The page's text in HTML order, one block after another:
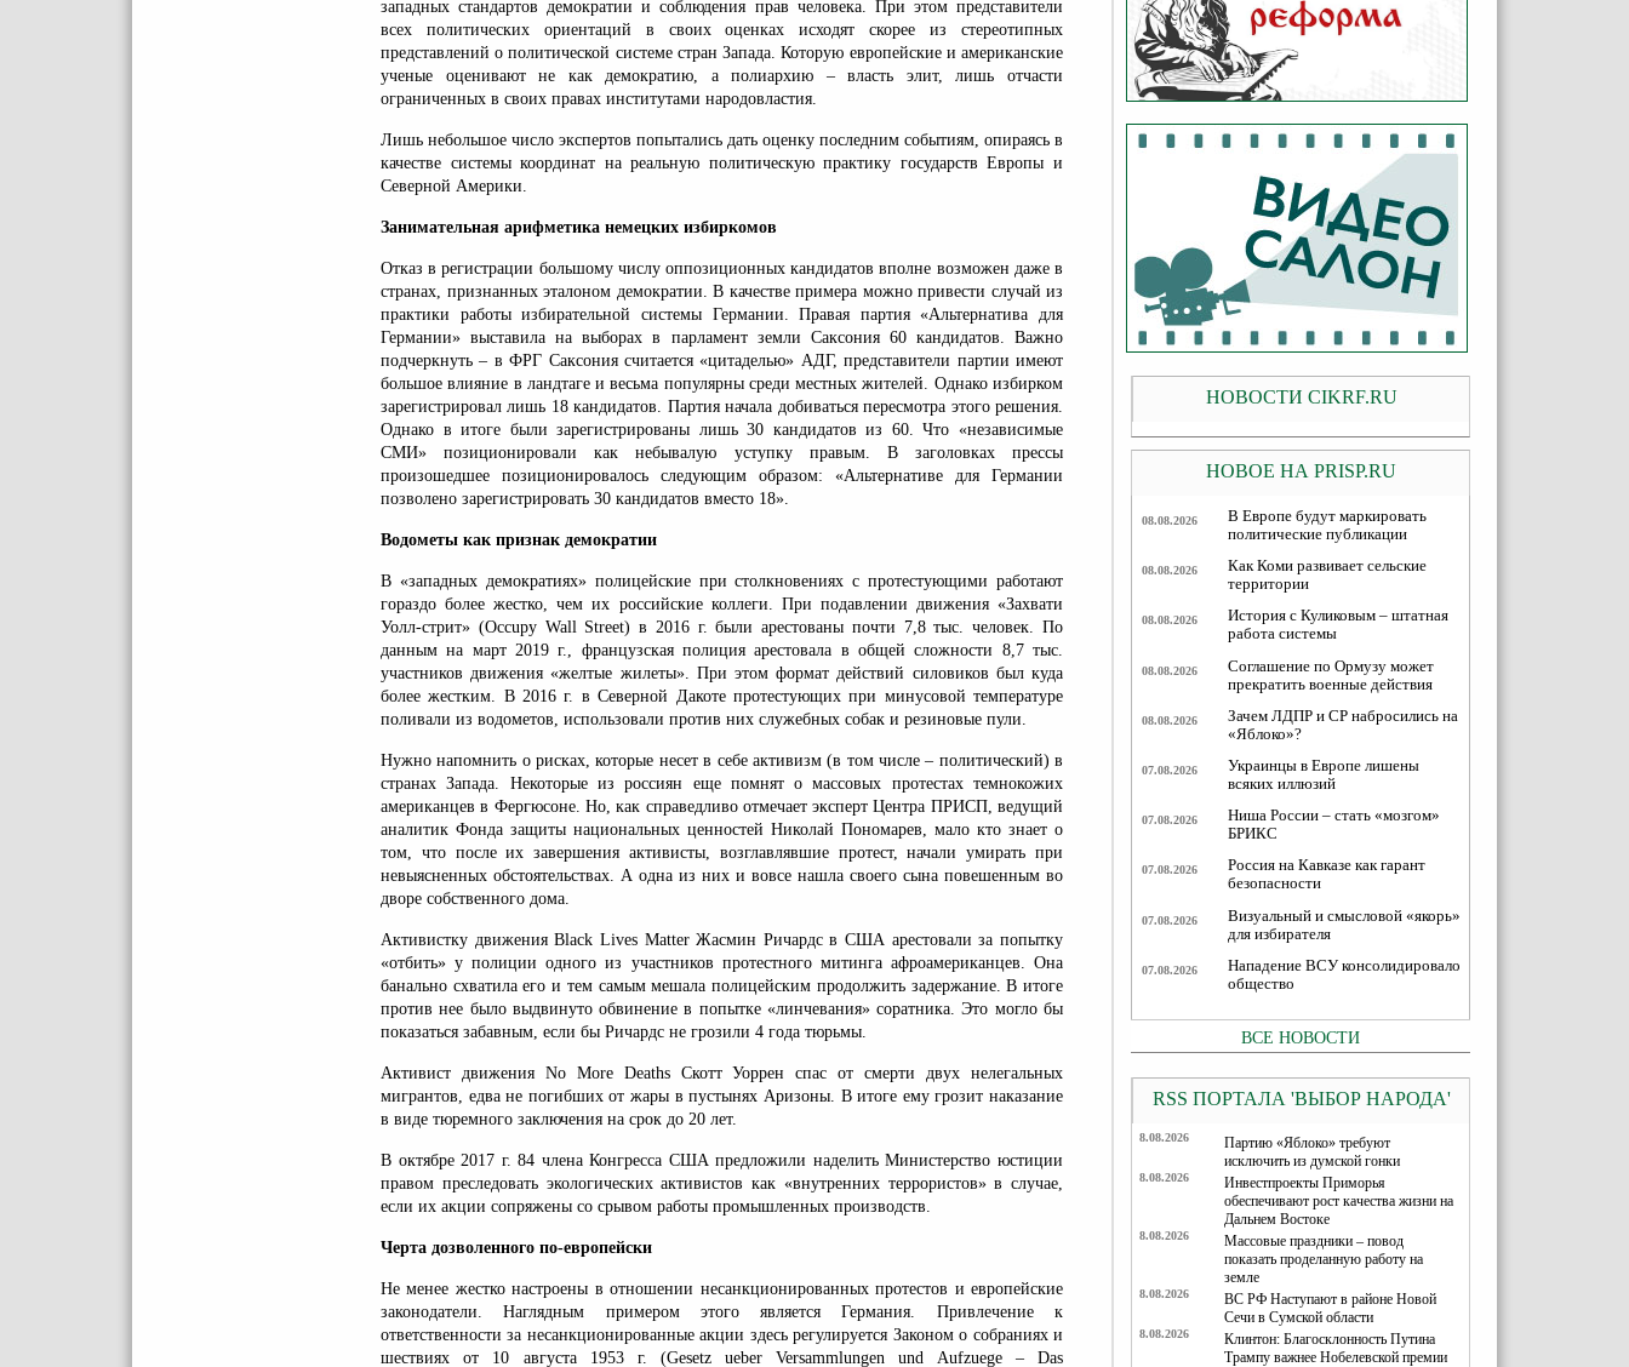
западных стандартов демократии и соблюдения прав человека. При этом представители
всех политических ориентаций в своих оценках исходят скорее из стереотипных
представлений о политической системе стран Запада. Которую европейские и американские
ученые оценивают не как демократию, а полиархию – власть элит, лишь отчасти
ограниченных в своих правах институтами народовластия.
Лишь небольшое число экспертов попытались дать оценку последним событиям, опираясь в
качестве системы координат на реальную политическую практику государств Европы и
Северной Америки.
Занимательная арифметика немецких избиркомов
Отказ в регистрации большому числу оппозиционных кандидатов вполне возможен даже в
странах, признанных эталоном демократии. В качестве примера можно привести случай из
практики работы избирательной системы Германии. Правая партия «Альтернатива для
Германии» выставила на выборах в парламент земли Саксония 60 кандидатов. Важно
подчеркнуть – в ФРГ Саксония считается «цитаделью» АДГ, представители партии имеют
большое влияние в ландтаге и весьма популярны среди местных жителей. Однако избирком
зарегистрировал лишь 18 кандидатов. Партия начала добиваться пересмотра этого решения.
Однако в итоге были зарегистрированы лишь 30 кандидатов из 60. Что «независимые
СМИ» позиционировали как небывалую уступку правым. В заголовках прессы
произошедшее позиционировалось следующим образом: «Альтернативе для Германии
позволено зарегистрировать 30 кандидатов вместо 18».
Водометы как признак демократии
В «западных демократиях» полицейские при столкновениях с протестующими работают
гораздо более жестко, чем их российские коллеги. При подавлении движения «Захвати
Уолл-стрит» (Occupy Wall Street) в 2016 г. были арестованы почти 7,8 тыс. человек. По
данным на март 2019 г., французская полиция арестовала в общей сложности 8,7 тыс.
участников движения «желтые жилеты». При этом формат действий силовиков был куда
более жестким. В 2016 г. в Северной Дакоте протестующих при минусовой температуре
поливали из водометов, использовали против них служебных собак и резиновые пули.
Нужно напомнить о рисках, которые несет в себе активизм (в том числе – политический) в
странах Запада. Некоторые из россиян еще помнят о массовых протестах темнокожих
американцев в Фергюсоне. Но, как справедливо отмечает эксперт Центра ПРИСП, ведущий
аналитик Фонда защиты национальных ценностей Николай Пономарев, мало кто знает о
том, что после их завершения активисты, возглавлявшие протест, начали умирать при
невыясненных обстоятельствах. А одна из них и вовсе нашла своего сына повешенным во
дворе собственного дома.
Активистку движения Black Lives Matter Жасмин Ричардс в США арестовали за попытку
«отбить» у полиции одного из участников протестного митинга афроамериканцев. Она
банально схватила его и тем самым мешала полицейским продолжить задержание. В итоге
против нее было выдвинуто обвинение в попытке «линчевания» соратника. Это могло бы
показаться забавным, если бы Ричардс не грозили 4 года тюрьмы.
Активист движения No More Deaths Скотт Уоррен спас от смерти двух нелегальных
мигрантов, едва не погибших от жары в пустынях Аризоны. В итоге ему грозит наказание
в виде тюремного заключения на срок до 20 лет.
В октябре 2017 г. 84 члена Конгресса США предложили наделить Министерство юстиции
правом преследовать экологических активистов как «внутренних террористов» в случае,
если их акции сопряжены со срывом работы промышленных производств.
Черта дозволенного по-европейски
Не менее жестко настроены в отношении несанкционированных протестов и европейские
законодатели. Наглядным примером этого является Германия. Привлечение к
ответственности за несанкционированные акции здесь регулируется Законом о собраниях и
шествиях от 10 августа 1953 г. (Gesetz ueber Versammlungen und Aufzuege – Das
НОВОСТИ CIKRF.RU
НОВОЕ НА PRISP.RU
08.08.2026
В Европе будут маркировать
политические публикации
08.08.2026
Как Коми развивает сельские
территории
08.08.2026
История с Куликовым – штатная
работа системы
08.08.2026
Соглашение по Ормузу может
прекратить военные действия
08.08.2026
Зачем ЛДПР и СР набросились на
«Яблоко»?
07.08.2026
Украинцы в Европе лишены
всяких иллюзий
07.08.2026
Ниша России – стать «мозгом»
БРИКС
07.08.2026
Россия на Кавказе как гарант
безопасности
07.08.2026
Визуальный и смысловой «якорь»
для избирателя
07.08.2026
Нападение ВСУ консолидировало
общество
ВСЕ НОВОСТИ
RSS ПОРТАЛА 'ВЫБОР НАРОДА'
8.08.2026
Партию «Яблоко» требуют
исключить из думской гонки
8.08.2026
Инвестпроекты Приморья
обеспечивают рост качества жизни на
Дальнем Востоке
8.08.2026
Массовые праздники – повод
показать проделанную работу на
земле
8.08.2026
ВС РФ Наступают в районе Новой
Сечи в Сумской области
8.08.2026
Клинтон: Благосклонность Путина
Трампу важнее Нобелевской премии